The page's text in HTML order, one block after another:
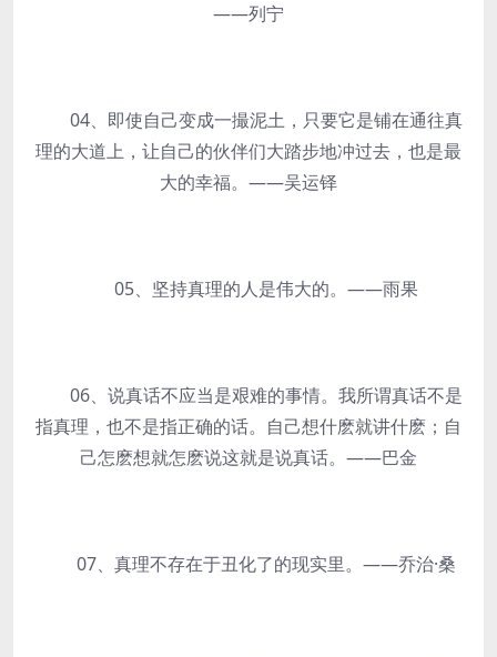
——列宁
04、即使自己变成一撮泥土，只要它是铺在通往真
理的大道上，让自己的伙伴们大踏步地冲过去，也是最
大的幸福。——吴运铎
05、坚持真理的人是伟大的。——雨果
06、说真话不应当是艰难的事情。我所谓真话不是
指真理，也不是指正确的话。自己想什麽就讲什麽；自
己怎麽想就怎麽说这就是说真话。——巴金
07、真理不存在于丑化了的现实里。——乔治·桑